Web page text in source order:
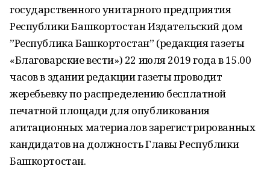
государственного унитарного предприятия
Республики Башкортостан Издательский дом
”Республика Башкортостан” (редакция газеты
«Благоварские вести») 22 июля 2019 года в 15.00
часов в здании редакции газеты проводит
жеребьевку по распределению бесплатной
печатной площади для опубликования
агитационных материалов зарегистрированных
кандидатов на должность Главы Республики
Башкортостан.